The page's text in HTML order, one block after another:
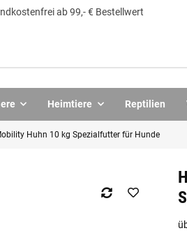
ab 99,- € Bestellwert
Heimtiere Reptilien
Huhn 10 kg Spezialfutter für Hunde